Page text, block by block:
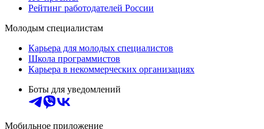
Рейтинг работодателей России
Молодым специалистам
Карьера для молодых специалистов
Школа программистов
Карьера в некоммерческих организациях
Боты для уведомлений
Мобильное приложение